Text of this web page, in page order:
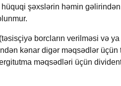
şəxslərin həmin
borcların verilməsi və ya
kənar digər məqsədlər üçün
məqsədləri üçün